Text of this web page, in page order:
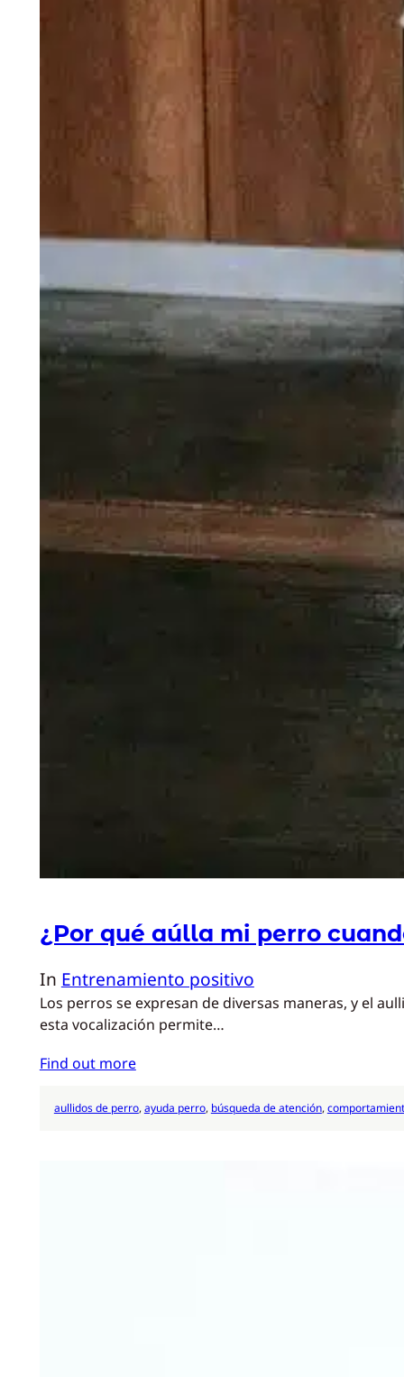
¿Por qué aúlla mi perro
In Entrenamiento positivo
Los perros se expresan de diversas maneras, y el
esta vocalización permite…
Find out more
aullidos de perro, ayuda perro, búsqueda de atención,